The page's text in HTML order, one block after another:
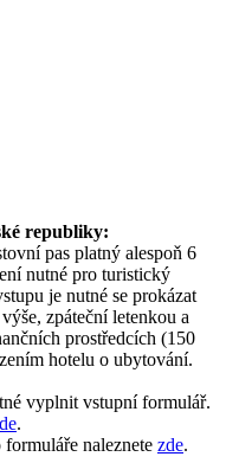
republiky:
pas platný alespoň 6
nutné pro turistický
je nutné se prokázat
zpáteční letenkou a
prostředcích (150
hotelu o ubytování.
vyplnit vstupní formulář.
.
naleznete zde.